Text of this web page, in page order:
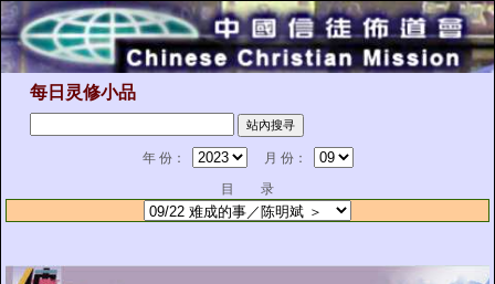
每日灵修小品
年 份：
月 份：
目 录